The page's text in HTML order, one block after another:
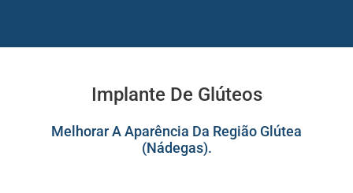
GlúteosImplante De Glúteos
Melhorar A Aparência Da Região Glútea
(Nádegas).